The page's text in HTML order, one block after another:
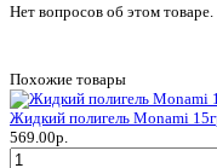
Нет вопросов об этом товаре.
Похожие товары
Жидкий полигель Monami
569.00р.